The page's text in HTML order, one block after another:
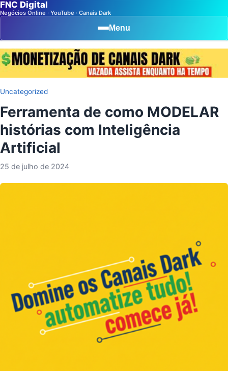
FNC Digital
Negócios Online · YouTube · Canais Dark
Menu
Uncategorized
Ferramenta de como MODELAR
histórias com Inteligência
Artificial
25 de julho de 2024